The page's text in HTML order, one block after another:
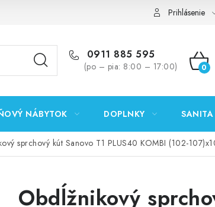
GDPR Predajňa NitraPrihlásenie
0911 885 595
(po – pia: 8:00 – 17:00)
NÁBYTOK DOPLNKY SANITA
sprchový kút Sanovo T1 PLUS40 KOMBI (102-
Obdĺžnikový